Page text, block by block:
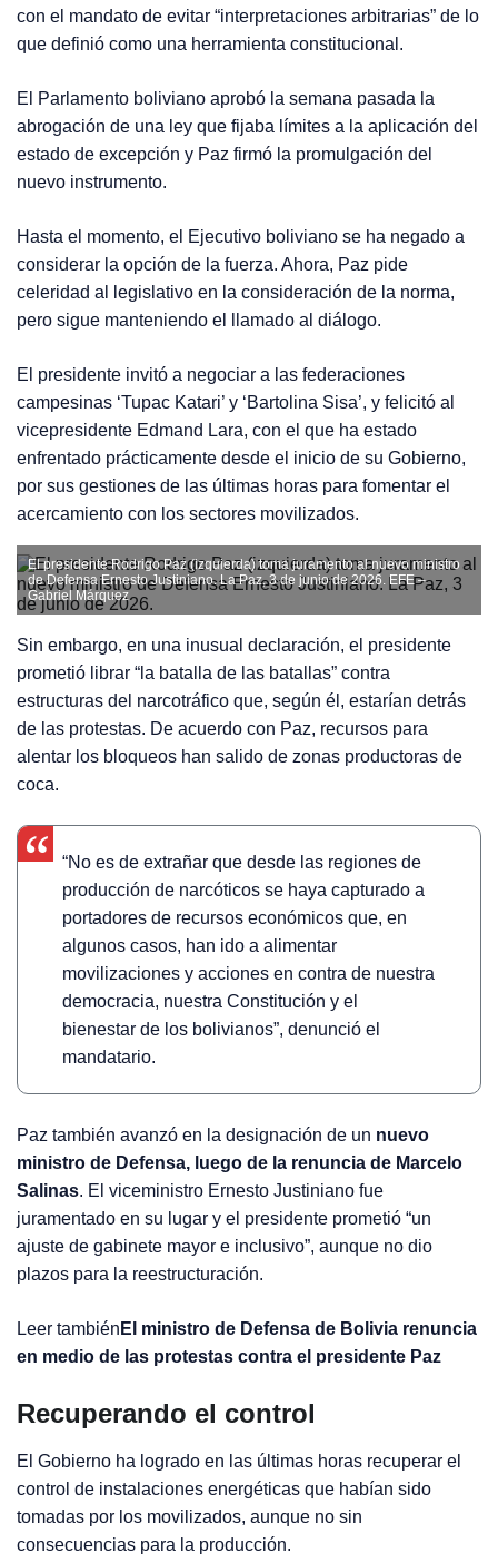
con el mandato de evitar “interpretaciones arbitrarias” de lo
que definió como una herramienta constitucional.
El Parlamento boliviano aprobó la semana pasada la
abrogación de una ley que fijaba límites a la aplicación del
estado de excepción y Paz firmó la promulgación del
nuevo instrumento.
Hasta el momento, el Ejecutivo boliviano se ha negado a
considerar la opción de la fuerza. Ahora, Paz pide
celeridad al legislativo en la consideración de la norma,
pero sigue manteniendo el llamado al diálogo.
El presidente invitó a negociar a las federaciones
campesinas ‘Tupac Katari’ y ‘Bartolina Sisa’, y felicitó al
vicepresidente Edmand Lara, con el que ha estado
enfrentado prácticamente desde el inicio de su Gobierno,
por sus gestiones de las últimas horas para fomentar el
acercamiento con los sectores movilizados.
El presidente Rodrigo Paz (izquierda) toma juramento al nuevo ministro
de Defensa Ernesto Justiniano. La Paz, 3 de junio de 2026. EFE –
Gabriel Márquez
Sin embargo, en una inusual declaración, el presidente
prometió librar “la batalla de las batallas” contra
estructuras del narcotráfico que, según él, estarían detrás
de las protestas. De acuerdo con Paz, recursos para
alentar los bloqueos han salido de zonas productoras de
coca.
“No es de extrañar que desde las regiones de
producción de narcóticos se haya capturado a
portadores de recursos económicos que, en
algunos casos, han ido a alimentar
movilizaciones y acciones en contra de nuestra
democracia, nuestra Constitución y el
bienestar de los bolivianos”, denunció el
mandatario.
Paz también avanzó en la designación de un nuevo
ministro de Defensa, luego de la renuncia de Marcelo
Salinas. El viceministro Ernesto Justiniano fue
juramentado en su lugar y el presidente prometió “un
ajuste de gabinete mayor e inclusivo”, aunque no dio
plazos para la reestructuración.
Leer también El ministro de Defensa de Bolivia renuncia
en medio de las protestas contra el presidente Paz
Recuperando el control
El Gobierno ha logrado en las últimas horas recuperar el
control de instalaciones energéticas que habían sido
tomadas por los movilizados, aunque no sin
consecuencias para la producción.